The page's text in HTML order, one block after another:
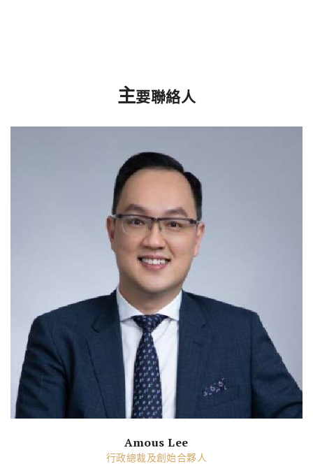
主要聯絡人
Amous Lee
行政總裁及創始合夥人